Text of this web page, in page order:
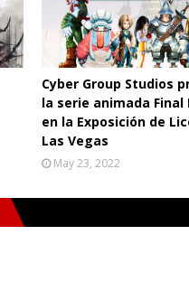
Cyber Group Studios
la serie animada Final
en la Exposición de
Las Vegas
May 23, 2022